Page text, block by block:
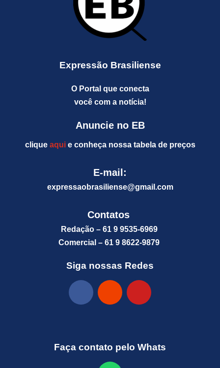
Expressão Brasiliense
O Portal que conecta
você com a notícia!
Anuncie no EB
clique aquie conheça nossa tabela de preços
E-mail:
expressaobrasiliense@gmail.com
Contatos
Redação – 61 9 9535-6969
Comercial – 61 9 8622-9879
Siga nossas Redes
Faça contato pelo Whats